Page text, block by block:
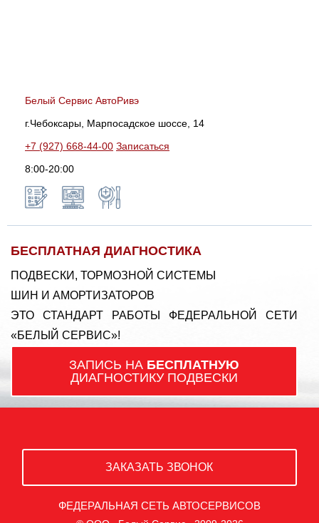
Белый Сервис АвтоРивэ
г.Чебоксары, Марпосадское шоссе, 14
+7 (927) 668-44-00 Записаться
8:00-20:00
БЕСПЛАТНАЯ ДИАГНОСТИКА
ПОДВЕСКИ, ТОРМОЗНОЙ СИСТЕМЫ
ШИН И АМОРТИЗАТОРОВ
ЭТО СТАНДАРТ РАБОТЫ ФЕДЕРАЛЬНОЙ СЕТИ
«БЕЛЫЙ СЕРВИС»!
ЗАПИСЬ НА БЕСПЛАТНУЮ
ДИАГНОСТИКУ ПОДВЕСКИ
ЗАКАЗАТЬ ЗВОНОК
ФЕДЕРАЛЬНАЯ СЕТЬ АВТОСЕРВИСОВ